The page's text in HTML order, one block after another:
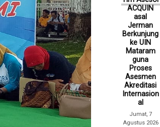
ACQUIN
asal
Jerman
Berkunjung
ke UIN
Mataram
guna
Proses
Asesmen
Akreditasi
Internasion
al
Jumat, 7
Agustus 2026